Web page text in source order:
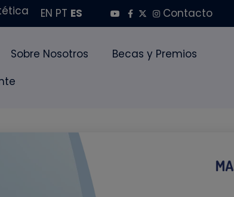
EN PT ES Contacto
Sobre Nosotros
Becas y Premios